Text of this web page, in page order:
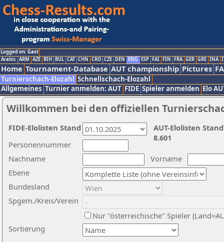
Logged on: Gast
Arabic ARM AZE BIH BUL CAT CHN CRO CZE DEN ENG ESP FAI FIN FRA GER GRE INA
Home Tournament-Database AUT championship Pictures
Turnierschach-Elozahl Schnellschach-Elozahl
Allgemeines Turnier anmelden: AUT FIDE Spieler anmelden Elo
Willkommen bei den offiziellen
Nachname
Vorname
Ebene
Sortierung
Personennummer
Bundesland
Spgem./Kreis/Verein
Nur "österreichische" Spieler
AUT-Elolisten
8.601
FIDE-Elolisten Stand